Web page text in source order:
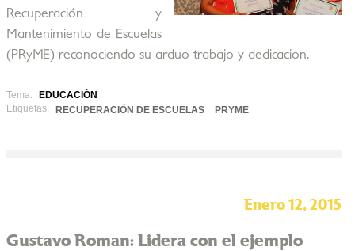
Recuperación y
Mantenimiento de Escuelas
(PRyME) reconociendo su arduo trabajo y dedicacion.
Tema:
EDUCACIÓN
Etiquetas:
RECUPERACIÓN DE ESCUELAS PRYME
Enero 12, 2015
Gustavo Roman: Lidera con el ejemplo